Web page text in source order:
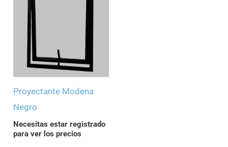
Proyectante Modena
Negro
Necesitas estar registrado
para ver los precios